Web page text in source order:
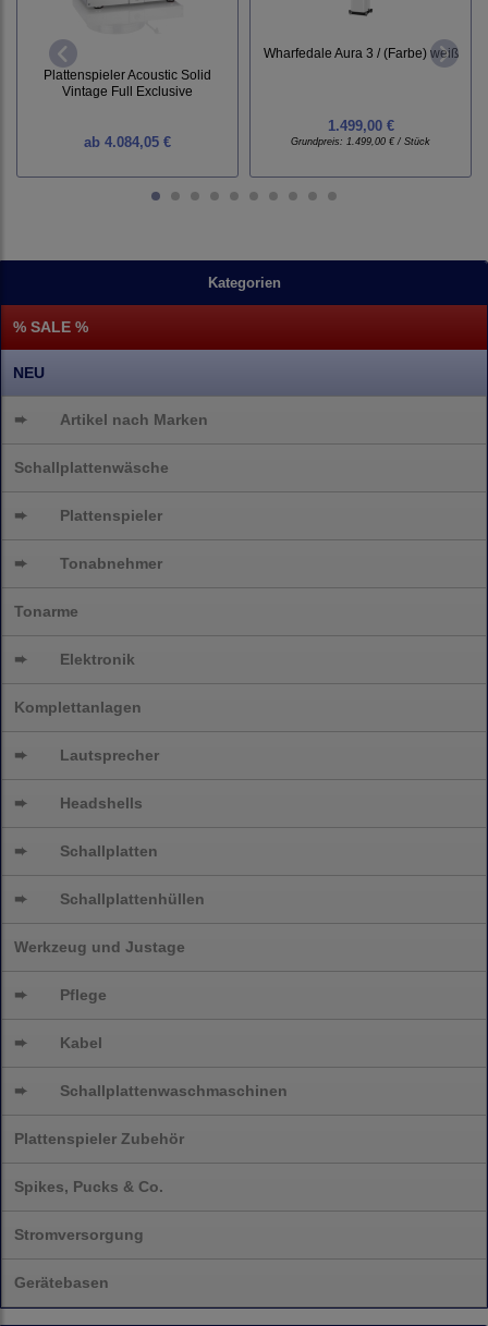
Kategorien
% SALE %
NEU
➨ Artikel nach Marken
Schallplattenwäsche
➨ Plattenspieler
➨ Tonabnehmer
Tonarme
➨ Elektronik
Komplettanlagen
➨ Lautsprecher
➨ Headshells
➨ Schallplatten
➨ Schallplattenhüllen
Werkzeug und Justage
➨ Pflege
➨ Kabel
➨ Schallplattenwaschmaschinen
Plattenspieler Zubehör
Spikes, Pucks & Co.
Stromversorgung
Gerätebasen
Plattenspieler Acoustic Solid
Vintage Full Exclusive
ab 4.084,05 €
Wharfedale Aura 3 / (Farbe) weiß
1.499,00 €
Grundpreis: 1.499,00 € / Stück